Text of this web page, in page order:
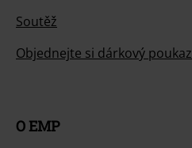
Soutěž
Objednejte si dárkový poukaz
O EMP